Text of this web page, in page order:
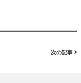
次の記事